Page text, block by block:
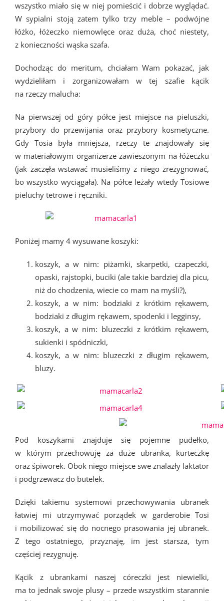
wszystko miało się w niej pomieścić i dobrze wyglądać.
W sypialni stoją zatem tylko trzy meble – podwójne
łóżko, łóżeczko niemowlęce oraz duża, choć niestety,
z konieczności wąska szafa.
Dochodząc do meritum, chciałam Wam pokazać, jak
wydzieliłam i zorganizowałam w tej szafie kącik
na rzeczy malucha:
Na pierwszej od góry półce jest miejsce na pieluszki,
przybory do przewijania oraz przybory kosmetyczne.
Gdy Tosia była mniejsza, rzeczy te znajdowały się
w materiałowym organizerze zawieszonym na łóżeczku
(jak zaczęła wstawać musieliśmy z niego zrezygnować,
bo wszystko wyciągała). Na półce leżały wtedy Tosiowe
pieluchy tetrowe i ręczniki.
Poniżej mamy 4 wysuwane koszyki:
koszyk, a w nim: piżamki, skarpetki, czapeczki,
opaski, rajstopki, buciki (ale takie bardziej dla picu,
niż do chodzenia, wiecie co mam na myśli?),
koszyk, a w nim: bodziaki z krótkim rękawem,
bodziaki z długim rękawem, spodenki i legginsy,
koszyk, a w nim: bluzeczki z krótkim rękawem,
sukienki i spódniczki,
koszyk, a w nim: bluzeczki z długim rękawem,
bluzy.
Pod koszykami znajduje się pojemne pudełko,
w którym przechowuję za duże ubranka, kurteczkę
oraz śpiworek. Obok niego miejsce swe znalazły laktator
i podgrzewacz do butelek.
Dzięki takiemu systemowi przechowywania ubranek
łatwiej mi utrzymywać porządek w garderobie Tosi
i mobilizować się do nocnego prasowania jej ubranek.
Z tego ostatniego, przyznaję, im jest starsza, tym
częściej rezygnuję.
Kącik z ubrankami naszej córeczki jest niewielki,
ma to jednak swoje plusy – przede wszystkim starannie